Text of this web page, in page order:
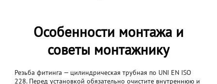
Особенности монтажа и
советы монтажнику
Резьба фитинга — цилиндрическая трубная по UNI EN ISO
228. Перед установкой обязательно очистите внутреннюю и